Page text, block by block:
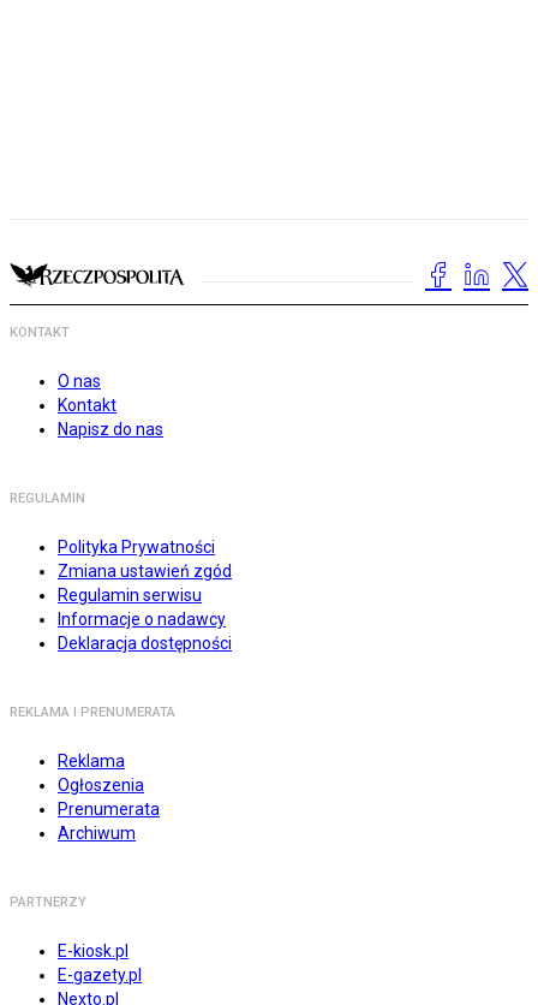
KONTAKT
O nas
Kontakt
Napisz do nas
REGULAMIN
Polityka Prywatności
Zmiana ustawień zgód
Regulamin serwisu
Informacje o nadawcy
Deklaracja dostępności
REKLAMA I PRENUMERATA
Reklama
Ogłoszenia
Prenumerata
Archiwum
PARTNERZY
E-kiosk.pl
E-gazety.pl
Nexto.pl